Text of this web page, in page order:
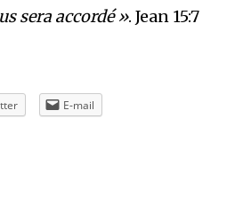
sera accordé ». Jean 15:7
E-mail